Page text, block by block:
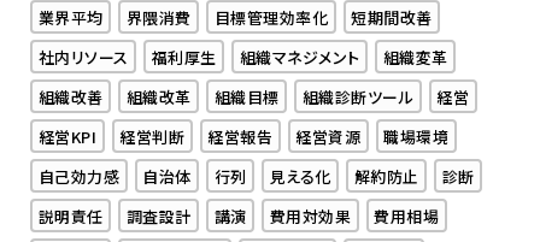
業界平均
界隈消費 目標管理効率化
短期間改善
社内リソース
福利厚生 組織マネジメント
組織変革
組織改善
組織改革 組織目標 組織診断ツール
経営
経営KPI
経営判断 経営報告 経営資源
職場環境
自己効力感
自治体 行列 見える化 解約防止
診断
説明責任
調査設計 講演 費用対効果
費用相場